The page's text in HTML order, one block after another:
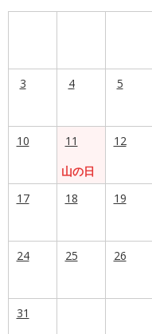
3 4 5
10
11
山の日
12
17
18 19
24 25 26
31